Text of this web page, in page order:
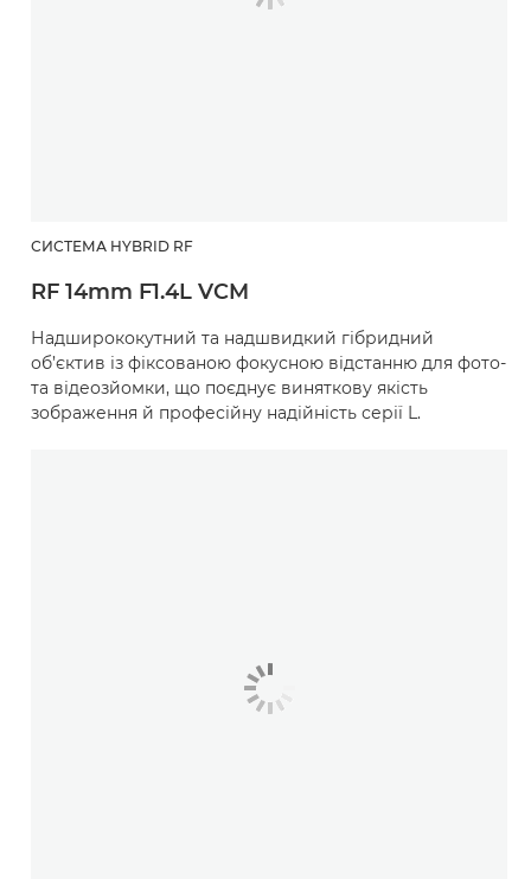
СИСТЕМА HYBRID RF
RF 14mm F1.4L VCM
Надширококутний та надшвидкий гібридний
об’єктив із фіксованою фокусною відстанню для фото-
та відеозйомки, що поєднує виняткову якість
зображення й професійну надійність серії L.